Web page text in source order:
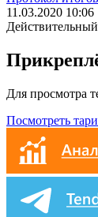
11.03.2020 10:06
Действительный
Для просмотра
Посмотреть